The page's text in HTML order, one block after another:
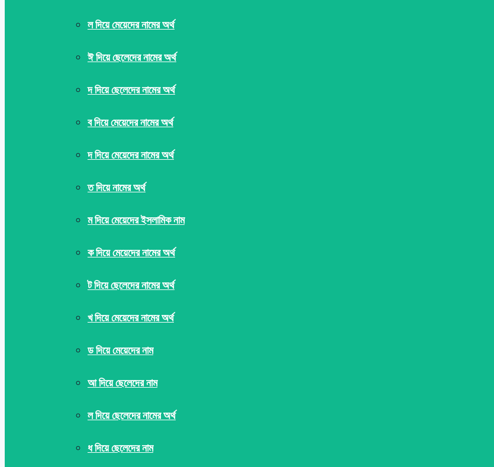
ল দিয়ে মেয়েদের নামের অর্থ
ঈ দিয়ে ছেলেদের নামের অর্থ
দ দিয়ে ছেলেদের নামের অর্থ
ব দিয়ে মেয়েদের নামের অর্থ
দ দিয়ে মেয়েদের নামের অর্থ
ত দিয়ে নামের অর্থ
ম দিয়ে মেয়েদের ইসলামিক নাম
ক দিয়ে মেয়েদের নামের অর্থ
ট দিয়ে ছেলেদের নামের অর্থ
খ দিয়ে মেয়েদের নামের অর্থ
ড দিয়ে মেয়েদের নাম
আ দিয়ে ছেলেদের নাম
ল দিয়ে ছেলেদের নামের অর্থ
ধ দিয়ে ছেলেদের নাম